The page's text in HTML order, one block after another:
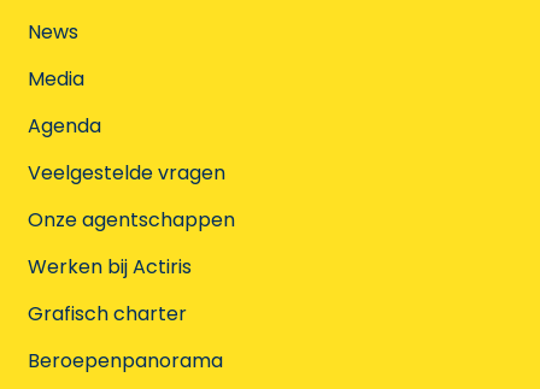
News
Media
Agenda
Veelgestelde vragen
Onze agentschappen
Werken bij Actiris
Grafisch charter
Beroepenpanorama